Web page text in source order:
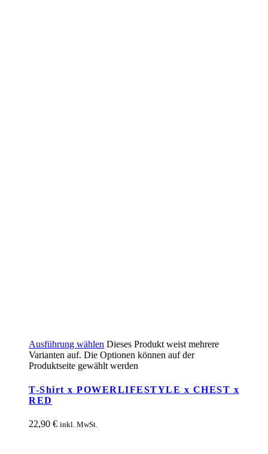
Ausführung wählen Dieses Produkt weist mehrere
Varianten auf. Die Optionen können auf der
Produktseite gewählt werden
T-Shirt x POWERLIFESTYLE x CHEST x
RED
22,90 € inkl. MwSt.